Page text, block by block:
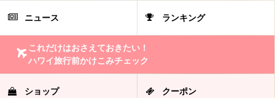
ニュース ランキング
これだけはおさえておきたい！
ハワイ旅行前かけこみチェック
ショップ クーポン